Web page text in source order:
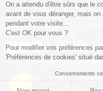
On a attendu d'être sûrs que le
avant de vous déranger, mais
pendant votre visite...
C'est OK pour vous ?
Pour modifier vos préférences
'Préférences de cookies' situé
Consentements
MON ANNONCE LEGALE
JOURNAUX HABILITÉS
CONTACT
LEXIQUE